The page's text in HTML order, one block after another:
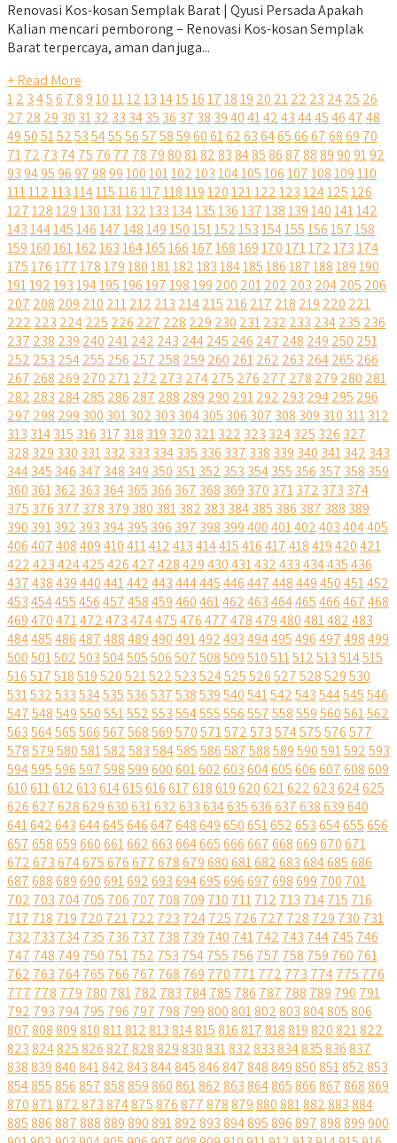
Renovasi Kos-kosan Semplak Barat | Qyusi Persada Apakah
Kalian mencari pemborong – Renovasi Kos-kosan Semplak
Barat terpercaya, aman dan juga...
+ Read More
12 3456 78910111213141516171819 20 2122 23 2425 26
27 28 29 30 3132 33 3435 36 37 38 39404142434445464748
495051525354555657585960616263646566676869 70
7172 73 7475 76 77 78 7980818283848586878889909192
93949596979899100101102103104105106107108109110
111112113114115116117118119120121122123124125126
127128129130131132133134135136137138139140141142
143144145146147148149150151152153154155156157158
159160161162163164165166167168169170171172173174
175176177178179180181182183184185186187188189190
191192193194195196197198199 200 201202 203 204205 206
207 208 209 210 211212 213 214215 216 217 218 219 220 221
222 223 224225 226 227 228 229 230 231232 233 234235 236
237 238 239 240 241242 243 244245 246 247 248 249 250 251
252 253 254255 256 257 258 259 260 261262 263 264265 266
267 268 269 270 271272 273 274275 276 277 278 279 280 281
282 283 284285 286 287 288 289 290 291292 293 294295 296
297 298 299 300 301302 303 304305 306 307 308 309 310 311312
313 314315 316 317 318 319 320 321322 323 324325 326 327
328 329 330 331332 333 334335 336 337 338 339 340 341342 343
344345 346 347 348 349 350 351352 353 354355 356 357 358 359
360 361362 363 364365 366 367 368 369 370 371372 373 374
375 376 377 378 379 380 381382 383 384385 386 387 388 389
390 391392 393 394395 396 397 398 399400401402403404405
406407408409410411412413414415416417418419420421
422423424425426427428429430431432433434435436
437438439440441442443444445446447448449450451452
453454455456457458459460461462463464465466467468
469470471472473474475476477478479480481482483
484485486487488489490491492493494495496497498499
500501502503504505506507508509510511512513514515
516517518519520521522523524525526527528529530
531532533534535536537538539540541542543544545546
547548549550551552553554555556557558559560561562
563564565566567568569570571572573574575576577
578579580581582583584585586587588589590591592593
594595596597598599600601602603604605606607608609
610611612613614615616617618619620621622623624625
626627628629630631632633634635636637638639640
641642643644645646647648649650651652653654655656
657658659660661662663664665666667668669670671
672673674675676677678679680681682683684685686
687688689690691692693694695696697698699 700 701
702 703 704705 706 707 708 709 710 711712 713 714715 716
717 718 719 720 721722 723 724725 726 727 728 729 730 731
732 733 734735 736 737 738 739 740 741742 743 744745 746
747 748 749 750 751752 753 754755 756 757 758 759 760 761
762 763 764765 766 767 768 769 770 771772 773 774775 776
777 778 779 780 781782 783 784785 786 787 788 789 790 791
792 793 794795 796 797 798 799800801802803804805806
807808809810811812813814815816817818819820821822
823824825826827828829830831832833834835836837
838839840841842843844845846847848849850851852853
854855856857858859860861862863864865866867868869
870871872873874875876877878879880881882883884
885886887888889890891892893894895896897898899900